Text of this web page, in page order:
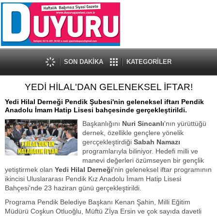
SON DAKİKA KATEGORİLER
YEDİ HİLAL'DAN GELENEKSEL İFTAR!
Yedi Hilal Derneği Pendik Şubesi'nin geleneksel iftarı Pendik
Anadolu İmam Hatip Lisesi bahçesinde gerçekleştirildi.
Başkanlığını Nuri Sincanlı'nın yürüttüğü
dernek, özellikle gençlere yönelik
gercçekleştirdiği Sabah Namazı
programlarıyla biliniyor. Hedefi milli ve
manevi değerleri özümseyen bir gençlik
yetiştirmek olan Yedi Hilal Derneği'nin geleneksel iftar programının
ikincisi Uluslararası Pendik Kız Anadolu İmam Hatip Lisesi
Bahçesi'nde 23 haziran günü gerçekleştirildi.
Programa Pendik Belediye Başkanı Kenan Şahin, Milli Eğitim
Müdürü Coşkun Otluoğlu, Müftü Zİya Ersin ve çok sayıda davetli